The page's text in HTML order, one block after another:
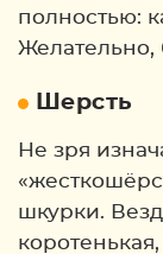
полностью:
Желательно,
Шерсть
Не зря
шкурки.